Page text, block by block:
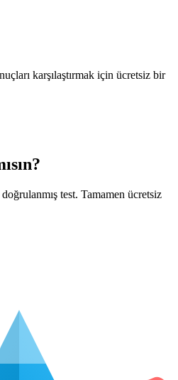
karşılaştırmak için ücretsiz bir
test. Tamamen ücretsiz